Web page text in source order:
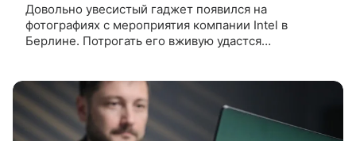
Довольно увесистый гаджет появился на
фотографиях с мероприятия компании Intel в
Берлине. Потрогать его вживую удастся
компания